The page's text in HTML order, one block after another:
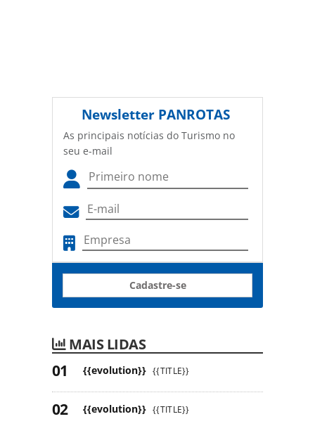
Newsletter PANROTAS
As principais notícias do Turismo no
seu e-mail
Cadastre-se
MAIS LIDAS
{{evolution}} {{TITLE}}
{{evolution}} {{TITLE}}